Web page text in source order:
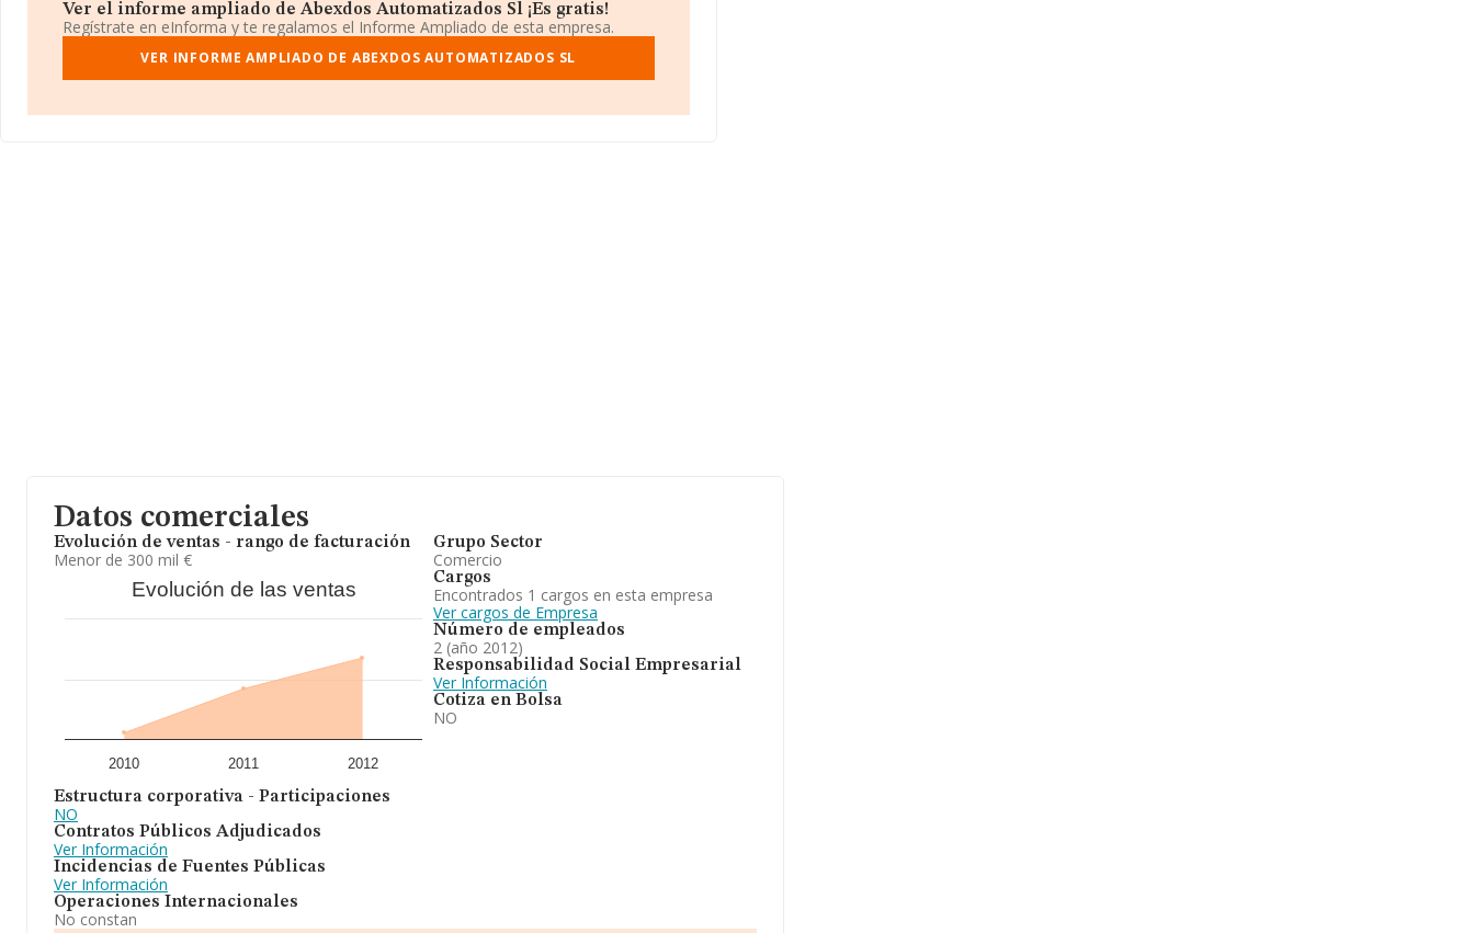
La empresa españolaAbexdos Automatizados S.L, CIF B62550082, se encuentra en Calle
Transversal 2 Mercabarna Loc Pp 02, (08040), en el municipio de Barcelona, Cataluña.
En base a la información de la que dispone INFORMA sobre 9.296 compañías, a nivel
de ventas entre todas las compañías alcanza los 258 mil euros. Por último, con el fin de
Ver el informe ampliado de Abexdos Automatizados Sl ¡Es gratis!
Regístrate en eInforma y te regalamos el Informe Ampliado de esta empresa.
VER INFORME AMPLIADO DE ABEXDOS AUTOMATIZADOS SL
Datos comerciales
Evolución de ventas - rango de facturación
Menor de 300 mil €
Evolución de las ventas
2010 2011 2012
Estructura corporativa - Participaciones
NO
Contratos Públicos Adjudicados
Ver Información
Incidencias de Fuentes Públicas
Ver Información
Operaciones Internacionales
No constan
Grupo Sector
Comercio
Cargos
Encontrados 1 cargos en esta empresa
Ver cargos de Empresa
Número de empleados
2 (año 2012)
Responsabilidad Social Empresarial
Ver Información
Cotiza en Bolsa
NO